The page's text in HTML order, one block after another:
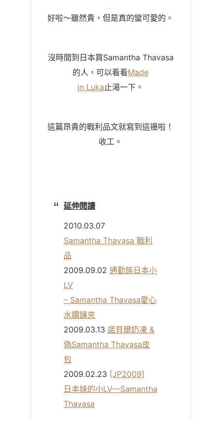
好啦～雖然貴，但是真的蠻可愛的。
沒時間到日本買Samantha Thavasa
的人，可以看看Made
in Luka止渴一下。
這篇昂貴的戰利品文就寫到這邊啦！
收工。
延伸閱讀
2010.03.07
Samantha Thavasa 戰利
品
2009.09.02 通勤族日本小
LV
– Samantha Thavasa愛心
水鑽鍊夾
2009.03.13 諾貝爾奶凍 &
偽Samantha Thavasa皮
包
2009.02.23 [JP2009]
日本妹的小LV—Samantha
Thavasa